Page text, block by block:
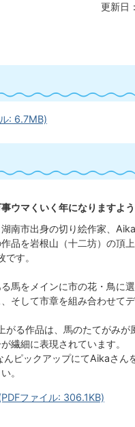
更新日
: 6.7MB)
ウマくいく年になりますよう
南市出身の切り絵作家、
品を岩根山（十二坊）の頂
です。
馬をメインに市の花・鳥に
そして市章を組み合わせて
がる作品は、馬のたてがみが
繊細に表現されています。
んピックアップにてAikaさん
。
ファイル: 306.1KB)